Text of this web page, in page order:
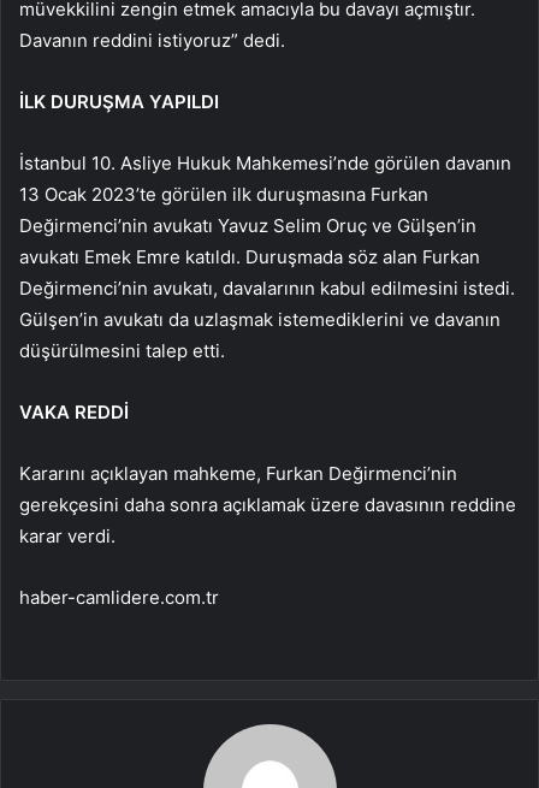
müvekkilini zengin etmek amacıyla bu davayı açmıştır.
Davanın reddini istiyoruz” dedi.
İLK DURUŞMA YAPILDI
İstanbul 10. Asliye Hukuk Mahkemesi’nde görülen davanın
13 Ocak 2023’te görülen ilk duruşmasına Furkan
Değirmenci’nin avukatı Yavuz Selim Oruç ve Gülşen’in
avukatı Emek Emre katıldı. Duruşmada söz alan Furkan
Değirmenci’nin avukatı, davalarının kabul edilmesini istedi.
Gülşen’in avukatı da uzlaşmak istemediklerini ve davanın
düşürülmesini talep etti.
VAKA REDDİ
Kararını açıklayan mahkeme, Furkan Değirmenci’nin
gerekçesini daha sonra açıklamak üzere davasının reddine
karar verdi.
haber-camlidere.com.tr